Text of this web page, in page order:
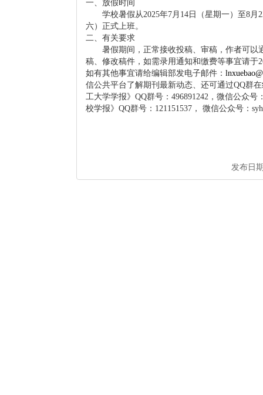
一、放假时间
学校暑假从2025年7月14日（星期一）至8月
六）正式上班。
二、有关要求
暑假期间，正常接收投稿、审稿，作者可以
稿、修改稿件，如需录用通知和缴费等事宜请于
如有其他事宜请给编辑部发电子邮件：
信公共平台了解期刊最新动态、还可通过QQ群
工大学学报》QQ群号：496891242，微信公众号
校学报》QQ群号：121151537， 微信公众号：
发布日